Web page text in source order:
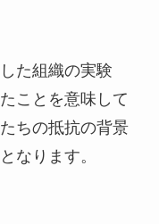
た組織の実験
ことを意味して
ちの抵抗の背景
なります。